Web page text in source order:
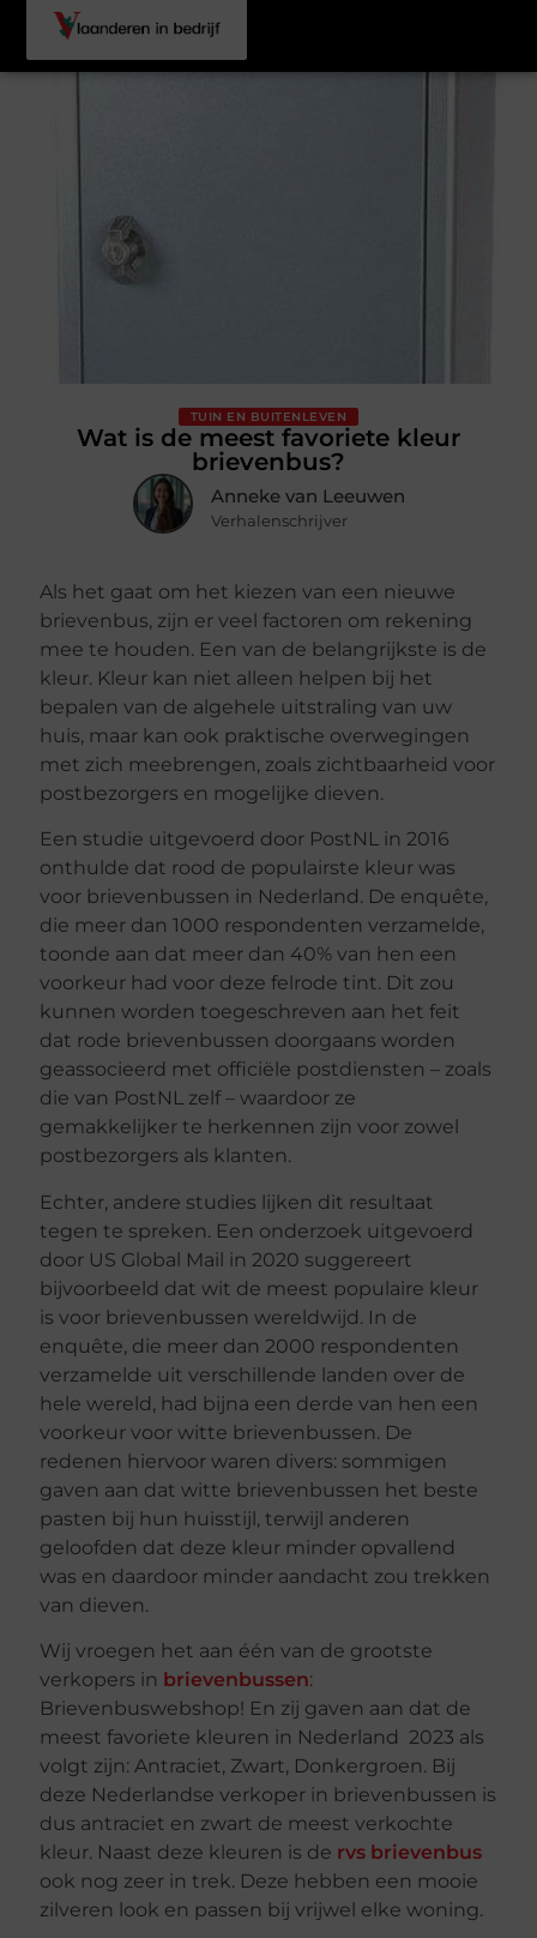
TUIN EN BUITENLEVEN
Wat is de meest favoriete kleur
brievenbus?
Anneke van Leeuwen
Verhalenschrijver
Als het gaat om het kiezen van een nieuwe
brievenbus, zijn er veel factoren om rekening
mee te houden. Een van de belangrijkste is de
kleur. Kleur kan niet alleen helpen bij het
bepalen van de algehele uitstraling van uw
huis, maar kan ook praktische overwegingen
met zich meebrengen, zoals zichtbaarheid voor
postbezorgers en mogelijke dieven.
Een studie uitgevoerd door PostNL in 2016
onthulde dat rood de populairste kleur was
voor brievenbussen in Nederland. De enquête,
die meer dan 1000 respondenten verzamelde,
toonde aan dat meer dan 40% van hen een
voorkeur had voor deze felrode tint. Dit zou
kunnen worden toegeschreven aan het feit
dat rode brievenbussen doorgaans worden
geassocieerd met officiële postdiensten – zoals
die van PostNL zelf – waardoor ze
gemakkelijker te herkennen zijn voor zowel
postbezorgers als klanten.
Echter, andere studies lijken dit resultaat
tegen te spreken. Een onderzoek uitgevoerd
door US Global Mail in 2020 suggereert
bijvoorbeeld dat wit de meest populaire kleur
is voor brievenbussen wereldwijd. In de
enquête, die meer dan 2000 respondenten
verzamelde uit verschillende landen over de
hele wereld, had bijna een derde van hen een
voorkeur voor witte brievenbussen. De
redenen hiervoor waren divers: sommigen
gaven aan dat witte brievenbussen het beste
pasten bij hun huisstijl, terwijl anderen
geloofden dat deze kleur minder opvallend
was en daardoor minder aandacht zou trekken
van dieven.
Wij vroegen het aan één van de grootste
verkopers in brievenbussen:
Brievenbuswebshop! En zij gaven aan dat de
meest favoriete kleuren in Nederland 2023 als
volgt zijn: Antraciet, Zwart, Donkergroen. Bij
deze Nederlandse verkoper in brievenbussen is
dus antraciet en zwart de meest verkochte
kleur. Naast deze kleuren is de rvs brievenbus
ook nog zeer in trek. Deze hebben een mooie
zilveren look en passen bij vrijwel elke woning.